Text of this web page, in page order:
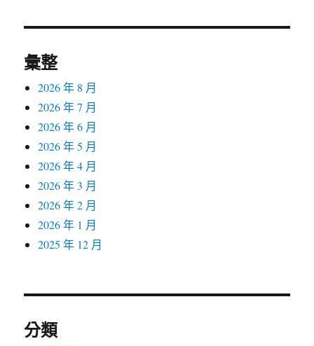
彙整
2026 年 8 月
2026 年 7 月
2026 年 6 月
2026 年 5 月
2026 年 4 月
2026 年 3 月
2026 年 2 月
2026 年 1 月
2025 年 12 月
分類